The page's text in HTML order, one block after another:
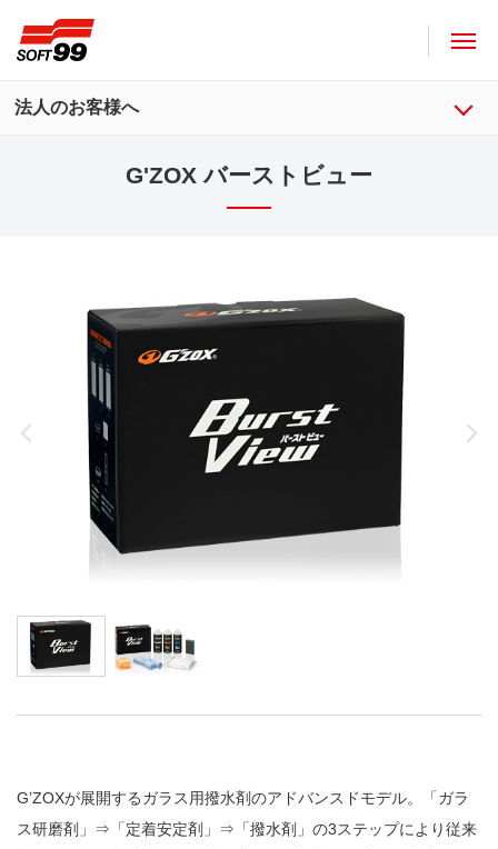
法人のお客様へ
G'ZOX バーストビュー
G’ZOXが展開するガラス用撥水剤のアドバンスドモデル。「ガラ
ス研磨剤」⇒「定着安定剤」⇒「撥水剤」の3ステップにより従来